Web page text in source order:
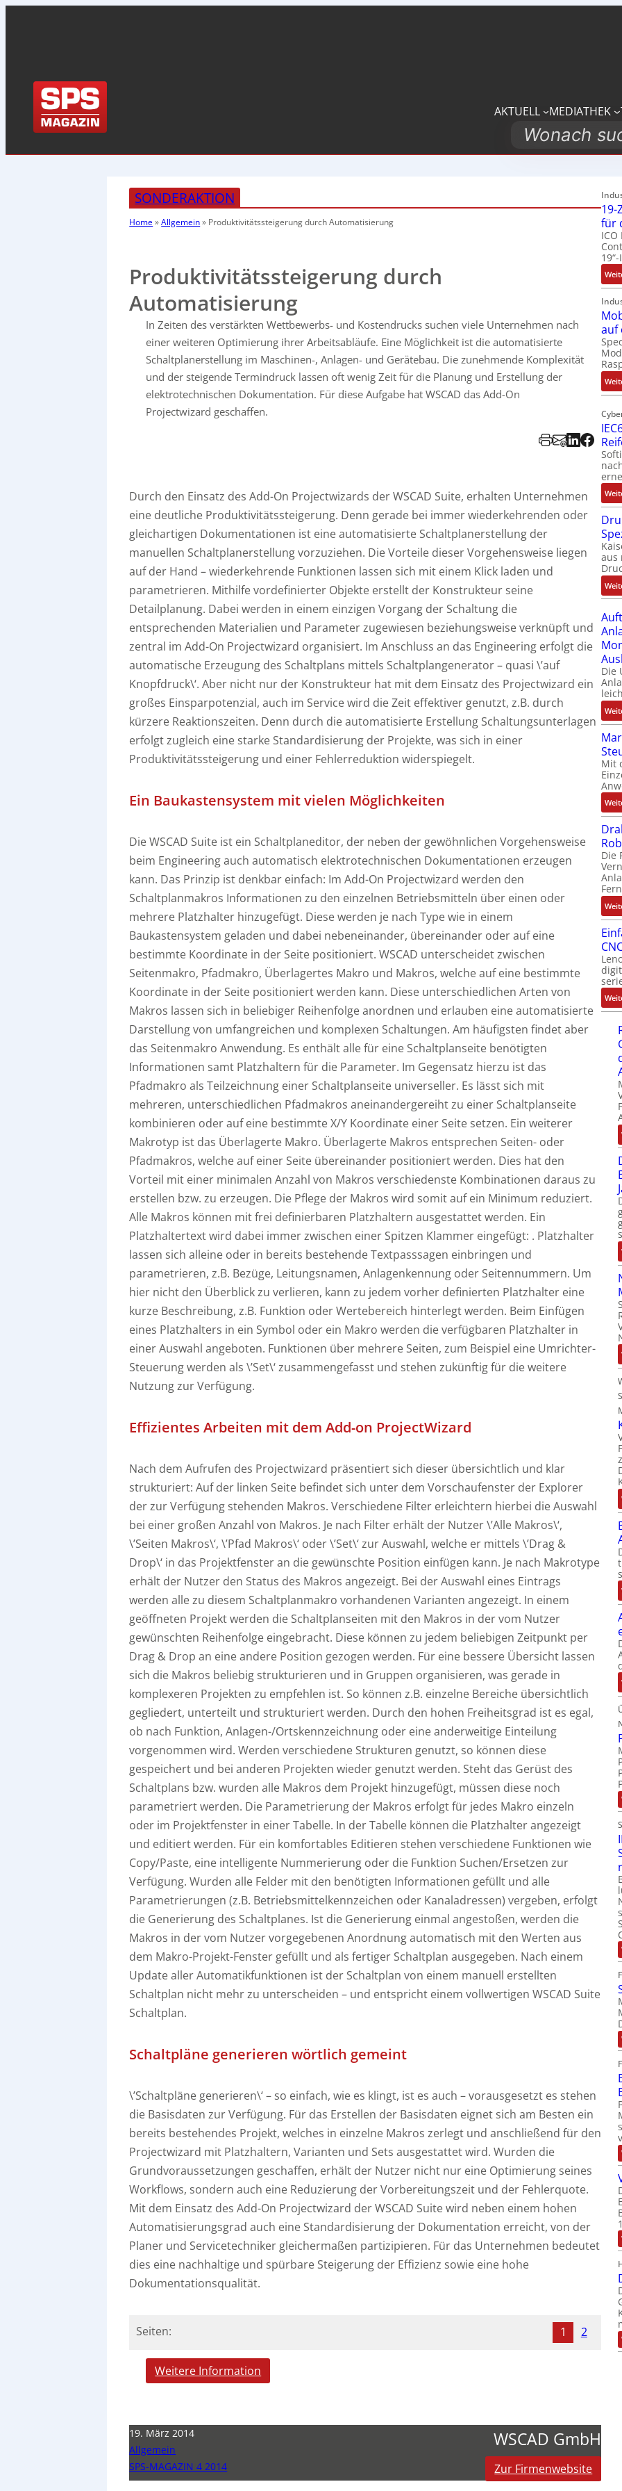
AKTUELL MEDIATHEK
Search
SONDERAKTION
Home»Allgemein» Produktivitätssteigerungdurch Automatisierung
Produktivitätssteigerung durch
Automatisierung
In Zeiten des verstärkten Wettbewerbs- und Kostendrucks suchen viele Unternehmen nach
einer weiteren Optimierung ihrer Arbeitsabläufe. Eine Möglichkeit ist die automatisierte
Schaltplanerstellung im Maschinen-, Anlagen- und Gerätebau. Die zunehmende Komplexität
und der steigende Termindruck lassen oft wenig Zeit für die Planung und Erstellung der
elektrotechnischen Dokumentation. Für diese Aufgabe hat WSCAD das Add-On
Projectwizard geschaffen.
Durch den Einsatz des Add-On Projectwizards der WSCAD Suite, erhalten Unternehmen
eine deutliche Produktivitätssteigerung. Denn gerade bei immer wiederkehrenden oder
gleichartigen Dokumentationen ist eine automatisierte Schaltplanerstellung der
manuellen Schaltplanerstellung vorzuziehen. Die Vorteile dieser Vorgehensweise liegen
auf der Hand – wiederkehrende Funktionen lassen sich mit einem Klick laden und
parametrieren. Mithilfe vordefinierter Objekte erstellt der Konstrukteur seine
Detailplanung. Dabei werden in einem einzigen Vorgang der Schaltung die
entsprechenden Materialien und Parameter zugewiesen beziehungsweise verknüpft und
zentral im Add-On Projectwizard organisiert. Im Anschluss an das Engineering erfolgt die
automatische Erzeugung des Schaltplans mittels Schaltplangenerator – quasi \’auf
Knopfdruck\‘. Aber nicht nur der Konstrukteur hat mit dem Einsatz des Projectwizard ein
großes Einsparpotenzial, auch im Service wird die Zeit effektiver genutzt, z.B. durch
kürzere Reaktionszeiten. Denn durch die automatisierte Erstellung Schaltungsunterlagen
erfolgt zugleich eine starke Standardisierung der Projekte, was sich in einer
Produktivitätssteigerung und einer Fehlerreduktion widerspiegelt.
Ein Baukastensystem mit vielen Möglichkeiten
Die WSCAD Suite ist ein Schaltplaneditor, der neben der gewöhnlichen Vorgehensweise
beim Engineering auch automatisch elektrotechnischen Dokumentationen erzeugen
kann. Das Prinzip ist denkbar einfach: Im Add-On Projectwizard werden den
Schaltplanmakros Informationen zu den einzelnen Betriebsmitteln über einen oder
mehrere Platzhalter hinzugefügt. Diese werden je nach Type wie in einem
Baukastensystem geladen und dabei nebeneinander, übereinander oder auf eine
bestimmte Koordinate in der Seite positioniert. WSCAD unterscheidet zwischen
Seitenmakro, Pfadmakro, Überlagertes Makro und Makros, welche auf eine bestimmte
Koordinate in der Seite positioniert werden kann. Diese unterschiedlichen Arten von
Makros lassen sich in beliebiger Reihenfolge anordnen und erlauben eine automatisierte
Darstellung von umfangreichen und komplexen Schaltungen. Am häufigsten findet aber
das Seitenmakro Anwendung. Es enthält alle für eine Schaltplanseite benötigten
Informationen samt Platzhaltern für die Parameter. Im Gegensatz hierzu ist das
Pfadmakro als Teilzeichnung einer Schaltplanseite universeller. Es lässt sich mit
mehreren, unterschiedlichen Pfadmakros aneinandergereiht zu einer Schaltplanseite
kombinieren oder auf eine bestimmte X/Y Koordinate einer Seite setzen. Ein weiterer
Makrotyp ist das Überlagerte Makro. Überlagerte Makros entsprechen Seiten- oder
Pfadmakros, welche auf einer Seite übereinander positioniert werden. Dies hat den
Vorteil mit einer minimalen Anzahl von Makros verschiedenste Kombinationen daraus zu
erstellen bzw. zu erzeugen. Die Pflege der Makros wird somit auf ein Minimum reduziert.
Alle Makros können mit frei definierbaren Platzhaltern ausgestattet werden. Ein
Platzhaltertext wird dabei immer zwischen einer Spitzen Klammer eingefügt: . Platzhalter
lassen sich alleine oder in bereits bestehende Textpasssagen einbringen und
parametrieren, z.B. Bezüge, Leitungsnamen, Anlagenkennung oder Seitennummern. Um
hier nicht den Überblick zu verlieren, kann zu jedem vorher definierten Platzhalter eine
kurze Beschreibung, z.B. Funktion oder Wertebereich hinterlegt werden. Beim Einfügen
eines Platzhalters in ein Symbol oder ein Makro werden die verfügbaren Platzhalter in
einer Auswahl angeboten. Funktionen über mehrere Seiten, zum Beispiel eine Umrichter-
Steuerung werden als \’Set\‘ zusammengefasst und stehen zukünftig für die weitere
Nutzung zur Verfügung.
Effizientes Arbeiten mit dem Add-on ProjectWizard
Nach dem Aufrufen des Projectwizard präsentiert sich dieser übersichtlich und klar
strukturiert: Auf der linken Seite befindet sich unter dem Vorschaufenster der Explorer
der zur Verfügung stehenden Makros. Verschiedene Filter erleichtern hierbei die Auswahl
bei einer großen Anzahl von Makros. Je nach Filter erhält der Nutzer \’Alle Makros\‘,
\’Seiten Makros\‘, \’Pfad Makros\‘ oder \’Set\‘ zur Auswahl, welche er mittels \’Drag &
Drop\‘ in das Projektfenster an die gewünschte Position einfügen kann. Je nach Makrotype
erhält der Nutzer den Status des Makros angezeigt. Bei der Auswahl eines Eintrags
werden alle zu diesem Schaltplanmakro vorhandenen Varianten angezeigt. In einem
geöffneten Projekt werden die Schaltplanseiten mit den Makros in der vom Nutzer
gewünschten Reihenfolge eingebracht. Diese können zu jedem beliebigen Zeitpunkt per
Drag & Drop an eine andere Position gezogen werden. Für eine bessere Übersicht lassen
sich die Makros beliebig strukturieren und in Gruppen organisieren, was gerade in
komplexeren Projekten zu empfehlen ist. So können z.B. einzelne Bereiche übersichtlich
gegliedert, unterteilt und strukturiert werden. Durch den hohen Freiheitsgrad ist es egal,
ob nach Funktion, Anlagen-/Ortskennzeichnung oder eine anderweitige Einteilung
vorgenommen wird. Werden verschiedene Strukturen genutzt, so können diese
gespeichert und bei anderen Projekten wieder genutzt werden. Steht das Gerüst des
Schaltplans bzw. wurden alle Makros dem Projekt hinzugefügt, müssen diese noch
parametriert werden. Die Parametrierung der Makros erfolgt für jedes Makro einzeln
oder im Projektfenster in einer Tabelle. In der Tabelle können die Platzhalter angezeigt
und editiert werden. Für ein komfortables Editieren stehen verschiedene Funktionen wie
Copy/Paste, eine intelligente Nummerierung oder die Funktion Suchen/Ersetzen zur
Verfügung. Wurden alle Felder mit den benötigten Informationen gefüllt und alle
Parametrierungen (z.B. Betriebsmittelkennzeichen oder Kanaladressen) vergeben, erfolgt
die Generierung des Schaltplanes. Ist die Generierung einmal angestoßen, werden die
Makros in der vom Nutzer vorgegebenen Anordnung automatisch mit den Werten aus
dem Makro-Projekt-Fenster gefüllt und als fertiger Schaltplan ausgegeben. Nach einem
Update aller Automatikfunktionen ist der Schaltplan von einem manuell erstellten
Schaltplan nicht mehr zu unterscheiden – und entspricht einem vollwertigen WSCAD Suite
Schaltplan.
Schaltpläne generieren wörtlich gemeint
\’Schaltpläne generieren\‘ – so einfach, wie es klingt, ist es auch – vorausgesetzt es stehen
die Basisdaten zur Verfügung. Für das Erstellen der Basisdaten eignet sich am Besten ein
bereits bestehendes Projekt, welches in einzelne Makros zerlegt und anschließend für den
Projectwizard mit Platzhaltern, Varianten und Sets ausgestattet wird. Wurden die
Grundvoraussetzungen geschaffen, erhält der Nutzer nicht nur eine Optimierung seines
Workflows, sondern auch eine Reduzierung der Vorbereitungszeit und der Fehlerquote.
Mit dem Einsatz des Add-On Projectwizard der WSCAD Suite wird neben einem hohen
Automatisierungsgrad auch eine Standardisierung der Dokumentation erreicht, von der
Planer und Servicetechniker gleichermaßen partizipieren. Für das Unternehmen bedeutet
dies eine nachhaltige und spürbare Steigerung der Effizienz sowie eine hohe
Dokumentationsqualität.
Seiten: 1 2
Weitere Information
19. März 2014
Allgemein
SPS-MAGAZIN 4 2014
WSCAD GmbH
Zur Firmenwebsite
19-
für
auf
aus
Die
Mit
Die